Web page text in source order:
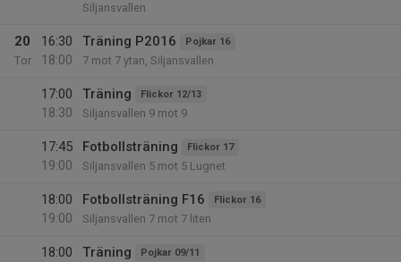
Siljansvallen
20
Tor
16:30
18:00
Träning P2016 Pojkar 16
7 mot 7 ytan, Siljansvallen
17:00
18:30
Träning Flickor 12/13
Siljansvallen 9 mot 9
17:45
19:00
Fotbollsträning Flickor 17
Siljansvallen 5 mot 5 Lugnet
18:00
19:00
Fotbollsträning F16 Flickor 16
Siljansvallen 7 mot 7 liten
18:00
Träning Pojkar 09/11